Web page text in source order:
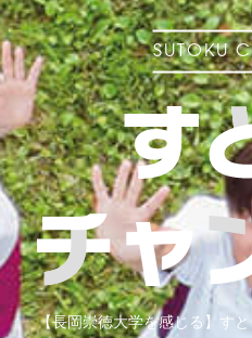
SUTOKU
【長岡崇徳大学を感じる】す